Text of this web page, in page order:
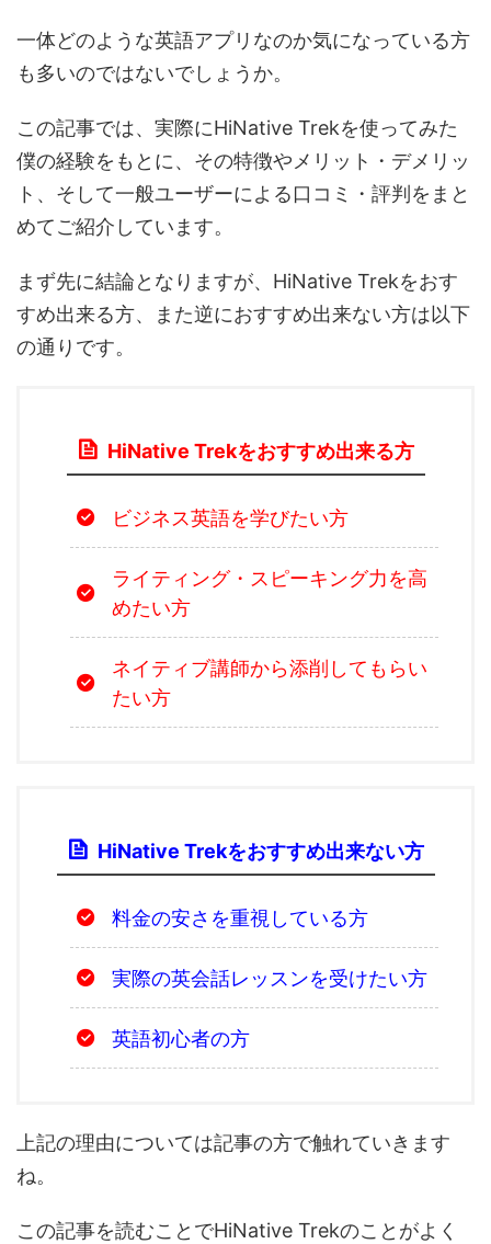
一体どのような英語アプリなのか気になっている方
も多いのではないでしょうか。
この記事では、実際にHiNative Trekを使ってみた
僕の経験をもとに、その特徴やメリット・デメリッ
ト、そして一般ユーザーによる口コミ・評判をまと
めてご紹介しています。
まず先に結論となりますが、HiNative Trekをおす
すめ出来る方、また逆におすすめ出来ない方は以下
の通りです。
HiNative Trekをおすすめ出来る方
ビジネス英語を学びたい方
ライティング・スピーキング力を高
めたい方
ネイティブ講師から添削してもらい
たい方
HiNative Trekをおすすめ出来ない方
料金の安さを重視している方
実際の英会話レッスンを受けたい方
英語初心者の方
上記の理由については記事の方で触れていきます
ね。
この記事を読むことでHiNative Trekのことがよく